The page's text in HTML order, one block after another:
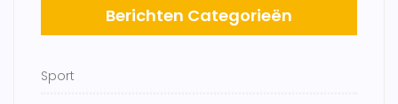
Berichten Categorieën
Sport